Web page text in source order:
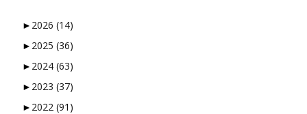
► 2026 (14)
► 2025 (36)
► 2024 (63)
► 2023 (37)
► 2022 (91)